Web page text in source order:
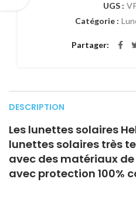
UGS :
Catégorie :
Partager
DESCRIPTION
Les lunettes solaires
lunettes solaires très
avec des matériaux
avec protection 100%